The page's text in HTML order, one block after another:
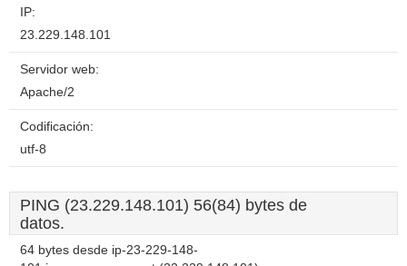
IP:
23.229.148.101
Servidor web:
Apache/2
Codificación:
utf-8
PING (23.229.148.101) 56(84) bytes de
datos.
64 bytes desde ip-23-229-148-